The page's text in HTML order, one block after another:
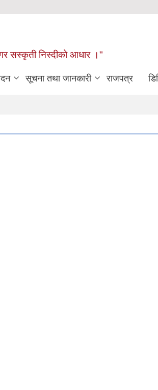
सस्कृती निस्दीको आधार ।"
सूचना तथा जानकारी राजपत्र